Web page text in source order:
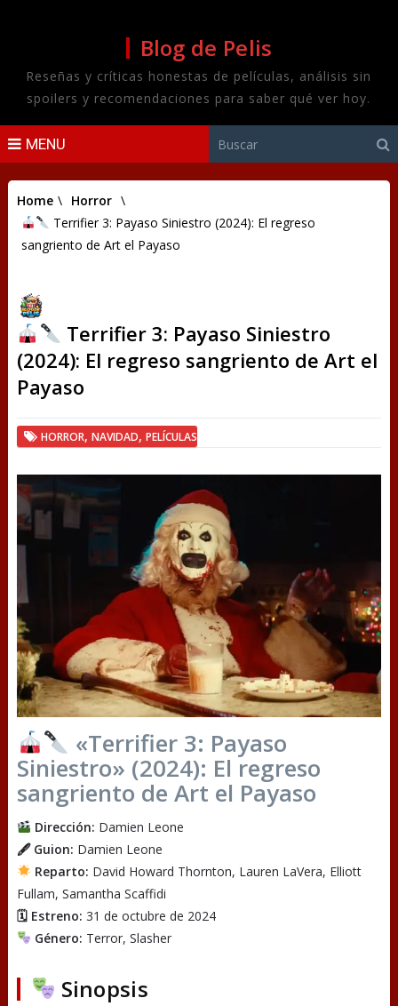
Blog de Pelis
Reseñas y críticas honestas de películas, análisis sin
spoilers y recomendaciones para saber qué ver hoy.
MENU
Home \ Horror \
Terrifier 3: Payaso Siniestro (2024): El regreso
sangriento de Art el Payaso
Terrifier 3: Payaso Siniestro
(2024): El regreso sangriento de Art el
Payaso
HORROR, NAVIDAD, PELÍCULAS
«Terrifier 3: Payaso
Siniestro» (2024): El regreso
sangriento de Art el Payaso
Dirección: Damien Leone
🖋 Guion: Damien Leone
Reparto: David Howard Thornton, Lauren LaVera, Elliott
Fullam, Samantha Scaffidi
🗓 Estreno: 31 de octubre de 2024
Género: Terror, Slasher
Sinopsis